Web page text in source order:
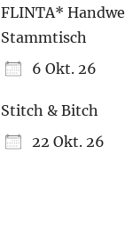
FLINTA*
Stammtisch
6 Okt. 26
Stitch & Bitch
22 Okt. 26